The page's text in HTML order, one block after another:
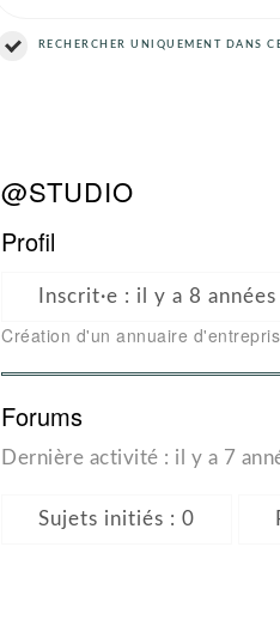
RECHERCHER UNIQUEMENT DANS
@STUDIO
Profil
Inscrit·e : il y a 8 années
Création d'un annuaire
Forums
Dernière activité : il y a 7
Sujets initiés : 0